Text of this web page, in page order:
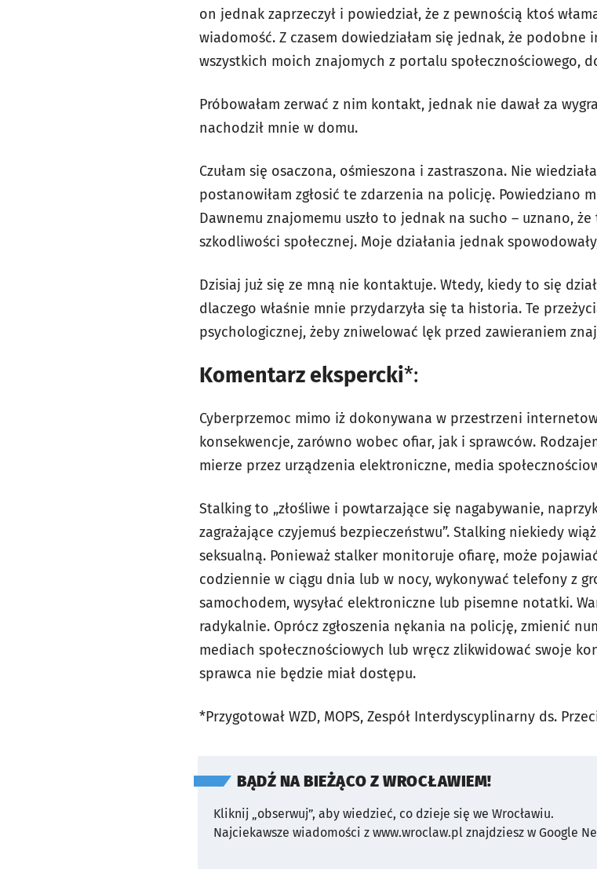
on jednak zaprzeczył i powiedział, że z pewnością ktoś
wiadomość. Z czasem dowiedziałam się jednak, że podobne
wszystkich moich znajomych z portalu społecznościowego,
Próbowałam zerwać z nim kontakt, jednak nie dawał za
nachodził mnie w domu.
Czułam się osaczona, ośmieszona i zastraszona. Nie
postanowiłam zgłosić te zdarzenia na policję. Powiedziano
Dawnemu znajomemu uszło to jednak na sucho – uznano,
szkodliwości społecznej. Moje działania jednak
Dzisiaj już się ze mną nie kontaktuje. Wtedy, kiedy to się
dlaczego właśnie mnie przydarzyła się ta historia. Te
psychologicznej, żeby zniwelować lęk przed zawieraniem
Komentarz ekspercki*:
Cyberprzemoc mimo iż dokonywana w przestrzeni
konsekwencje, zarówno wobec ofiar, jak i sprawców.
mierze przez urządzenia elektroniczne, media
Stalking to „złośliwe i powtarzające się nagabywanie,
zagrażające czyjemuś bezpieczeństwu”. Stalking niekiedy
seksualną. Ponieważ stalker monitoruje ofiarę, może
codziennie w ciągu dnia lub w nocy, wykonywać telefony z
samochodem, wysyłać elektroniczne lub pisemne notatki.
radykalnie. Oprócz zgłoszenia nękania na policję, zmienić
mediach społecznościowych lub wręcz zlikwidować swoje
sprawca nie będzie miał dostępu.
*Przygotował WZD, MOPS, Zespół Interdyscyplinarny ds.
BĄDŹ NA BIEŻĄCO Z WROCŁAWIEM!
Kliknij „obserwuj”, aby wiedzieć, co dzieje się we Wrocławiu.
Najciekawsze wiadomości z www.wroclaw.pl znajdziesz w Google